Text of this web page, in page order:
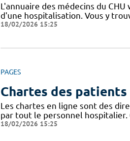
L'annuaire des médecins du
d'une hospitalisation. Vous y
18/02/2026 15:25
PAGES
Chartes des patients
Les chartes en ligne sont des
par tout le personnel hospitalier.
18/02/2026 15:25